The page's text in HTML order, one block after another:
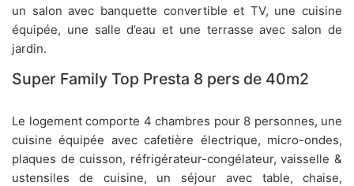
un salon avec banquette convertible et TV, une cuisine
équipée, une salle d’eau et une terrasse avec salon de
jardin.
Super Family Top Presta 8 pers de 40m2
Le logement comporte 4 chambres pour 8 personnes, une
cuisine équipée avec cafetière électrique, micro-ondes,
plaques de cuisson, réfrigérateur-congélateur, vaisselle &
ustensiles de cuisine, un séjour avec table, chaise,